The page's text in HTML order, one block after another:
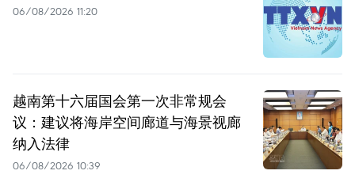
06/08/2026 11:20
越南第十六届国会第一次非常规会
议：建议将海岸空间廊道与海景视廊
纳入法律
06/08/2026 10:39